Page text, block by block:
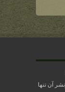
آن تنها